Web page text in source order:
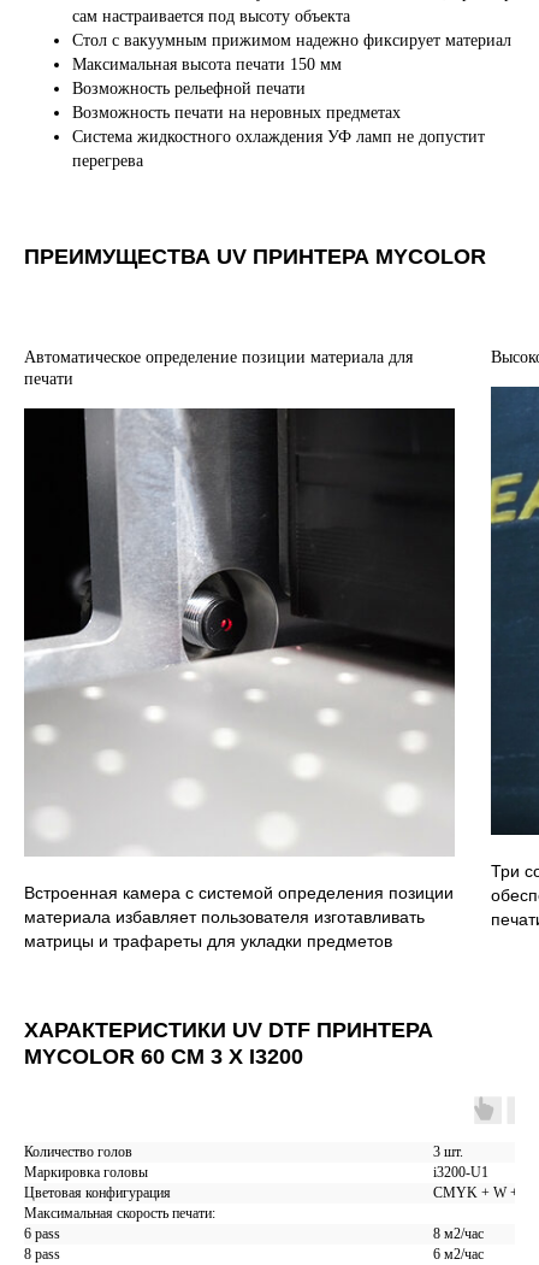
сам настраивается под высоту объекта
Стол с вакуумным прижимом надежно фиксирует материал
Максимальная высота печати 150 мм
Возможность рельефной печати
Возможность печати на неровных предметах
Система жидкостного охлаждения УФ ламп не допустит
перегрева
ПРЕИМУЩЕСТВА UV ПРИНТЕРА MYCOLOR
Автоматическое определение позиции материала для
печати
Встроенная камера с системой определения позиции
материала избавляет пользователя изготавливать
матрицы и трафареты для укладки предметов
Три
ХАРАКТЕРИСТИКИ UV DTF ПРИНТЕРА
MYCOLOR 60 СМ 3 Х I3200
Количество голов
3 шт.
Маркировка головы
i3200-U1
Цветовая конфигурация
CMYK + W + V
Максимальная скорость печати:
6 pass
8 м2/час
8 pass
6 м2/час
БЕСПЛАТНЫЙ ГАЙД
"ТОП 5 ОШИБОК ПРИ
ВВЕДИ ДАННЫЕ И ГАЙД ПРИДЕТ